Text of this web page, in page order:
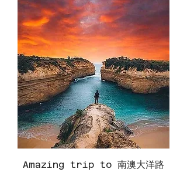
Amazing trip to 南澳大洋路